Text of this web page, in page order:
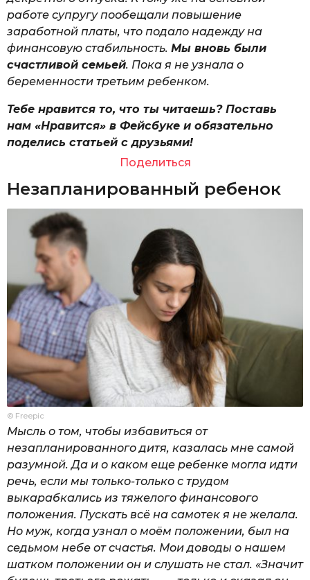
работе супругу пообещали повышение
заработной платы, что подало надежду на
финансовую стабильность. Мы вновь были
счастливой семьей. Пока я не узнала о
беременности третьим ребенком.
Тебе нравится то, что ты читаешь? Поставь
нам «Нравится» в Фейсбуке и обязательно
поделись статьей с друзьями!
Поделиться
Незапланированный ребенок
© Freepic
Мысль о том, чтобы избавиться от
незапланированного дитя, казалась мне самой
разумной. Да и о каком еще ребенке могла идти
речь, если мы только-только с трудом
выкарабкались из тяжелого финансового
положения. Пускать всё на самотек я не желала.
Но муж, когда узнал о моём положении, был на
седьмом небе от счастья. Мои доводы о нашем
шатком положении он и слушать не стал. «Значит